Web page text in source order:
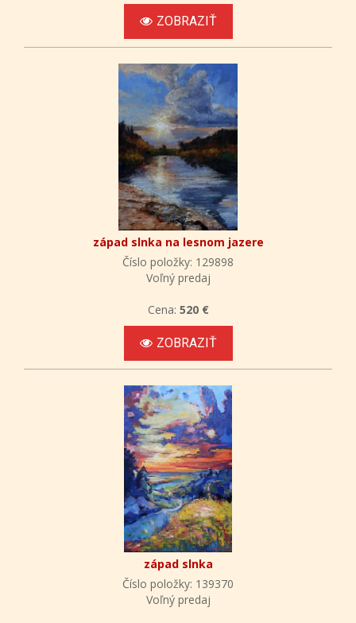
ZOBRAZIŤ
západ slnka na lesnom jazere
Číslo položky: 129898
Voľný predaj
Cena: 520 €
ZOBRAZIŤ
západ slnka
Číslo položky: 139370
Voľný predaj